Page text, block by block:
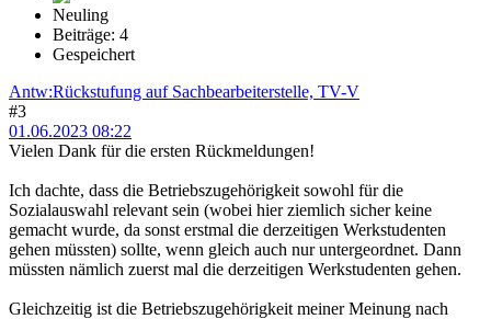
Neuling
Beiträge: 4
Gespeichert
Antw:Rückstufung auf Sachbearbeiterstelle, TV-V
#3
01.06.2023 08:22
Vielen Dank für die ersten Rückmeldungen!
Ich dachte, dass die Betriebszugehörigkeit sowohl für die
Sozialauswahl relevant sein (wobei hier ziemlich sicher keine
gemacht wurde, da sonst erstmal die derzeitigen Werkstudenten
gehen müssten) sollte, wenn gleich auch nur untergeordnet. Dann
müssten nämlich zuerst mal die derzeitigen Werkstudenten gehen.
Gleichzeitig ist die Betriebszugehörigkeit meiner Meinung nach